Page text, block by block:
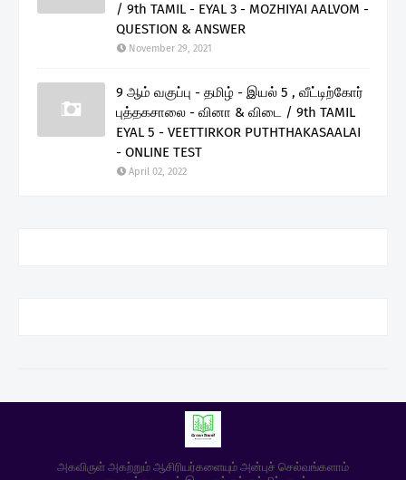
/ 9th TAMIL - EYAL 3 - MOZHIYAI AALVOM -
QUESTION & ANSWER
November 29, 2021
9 ஆம் வகுப்பு - தமிழ் - இயல் 5 , வீட்டிற்கோர்
புத்தகசாலை - வினா & விடை / 9th TAMIL
EYAL 5 - VEETTIRKOR PUTHTHAKASAALAI
- ONLINE TEST
April 02, 2022
அகவிருள் அகற்றும் ஆசிரியர்களையும் அன்புச் செல்வங்களாம்